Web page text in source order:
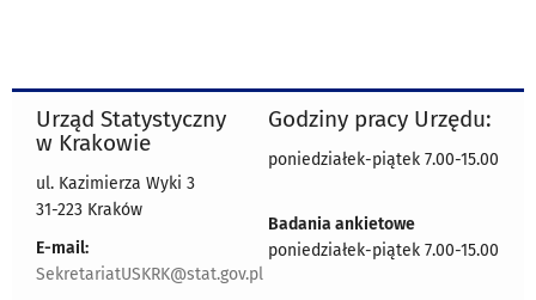
Urząd Statystyczny
w Krakowie
ul. Kazimierza Wyki 3
31-223 Kraków
E-mail:
SekretariatUSKRK@stat.gov.pl
Godziny pracy Urzędu:
poniedziałek-piątek 7.00-15.00
Badania ankietowe
poniedziałek-piątek 7.00-15.00